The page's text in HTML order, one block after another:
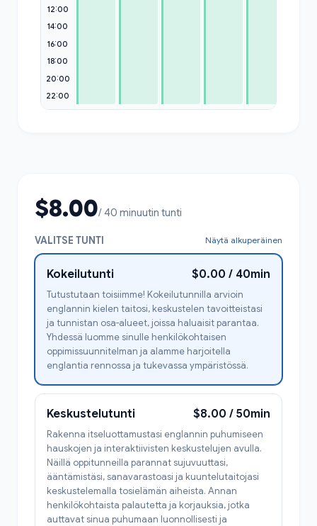
12:00
14:00
16:00
18:00
20:00
22:00
$8.00/ 40 minuutin tunti
VALITSE TUNTI Näytä alkuperäinen
Kokeilutunti $0.00 / 40min
Tutustutaan toisiimme! Kokeilutunnilla arvioin
englannin kielen taitosi, keskustelen tavoitteistasi
ja tunnistan osa-alueet, joissa haluaisit parantaa.
Yhdessä luomme sinulle henkilökohtaisen
oppimissuunnitelman ja alamme harjoitella
englantia rennossa ja tukevassa ympäristössä.
Keskustelutunti $8.00 / 50min
Rakenna itseluottamustasi englannin puhumiseen
hauskojen ja interaktiivisten keskustelujen avulla.
Näillä oppitunneilla parannat sujuvuuttasi,
ääntämistäsi, sanavarastoasi ja kuuntelutaitojasi
keskustelemalla tosielämän aiheista. Annan
henkilökohtaista palautetta ja korjauksia, jotka
auttavat sinua puhumaan luonnollisesti ja